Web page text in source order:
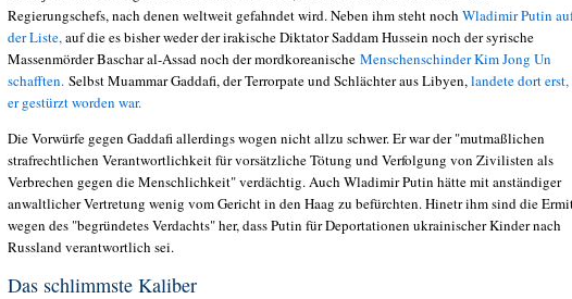
Regierungschefs, nach denen weltweit gefahndet wird. Neben ihm steht noch Wladimir Putin
der Liste, auf die es bisher weder der irakische Diktator Saddam Hussein noch der syrische
Massenmörder Baschar al-Assad noch der mordkoreanische Menschenschinder Kim Jong Un
schafften. Selbst Muammar Gaddafi, der Terrorpate und Schlächter aus Libyen, landete dort erst,
er gestürzt worden war.
Die Vorwürfe gegen Gaddafi allerdings wogen nicht allzu schwer. Er war der "mutmaßlichen
strafrechtlichen Verantwortlichkeit für vorsätzliche Tötung und Verfolgung von Zivilisten als
Verbrechen gegen die Menschlichkeit" verdächtig. Auch Wladimir Putin hätte mit anständiger
anwaltlicher Vertretung wenig vom Gericht in den Haag zu befürchten. Hinetr ihm sind die
wegen des "begründetes Verdachts" her, dass Putin für Deportationen ukrainischer Kinder nach
Russland verantwortlich sei.
Das schlimmste Kaliber